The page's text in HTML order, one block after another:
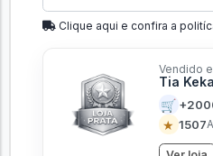
Clique aqui e confira a
Vendido
Tia Keka
🛒
★ 1507